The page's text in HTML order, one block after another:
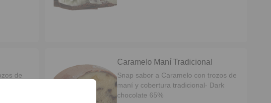
de
Caramelo Maní Tradicional
Snap sabor a Caramelo con trozos de
maní y cobertura tradicional- Dark
chocolate 65%